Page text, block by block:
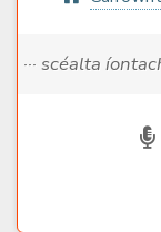
··· scéalta